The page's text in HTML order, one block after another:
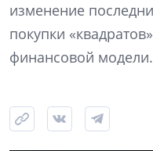
изменение
покупки
финансовой модели.